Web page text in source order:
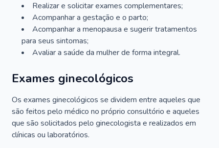
Realizar e solicitar exames complementares;
Acompanhar a gestação e o parto;
Acompanhar a menopausa e sugerir tratamentos
para seus sintomas;
Avaliar a saúde da mulher de forma integral.
Exames ginecológicos
Os exames ginecológicos se dividem entre aqueles que
são feitos pelo médico no próprio consultório e aqueles
que são solicitados pelo ginecologista e realizados em
clínicas ou laboratórios.